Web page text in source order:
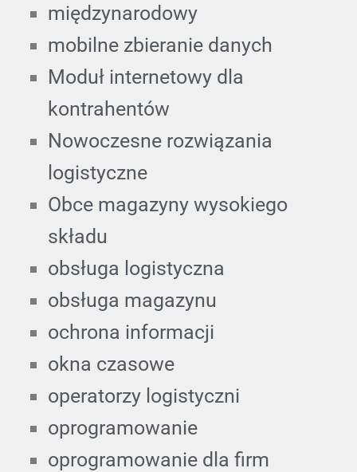
międzynarodowy
mobilne zbieranie danych
Moduł internetowy dla
kontrahentów
Nowoczesne rozwiązania
logistyczne
Obce magazyny wysokiego
składu
obsługa logistyczna
obsługa magazynu
ochrona informacji
okna czasowe
operatorzy logistyczni
oprogramowanie
oprogramowanie dla firm